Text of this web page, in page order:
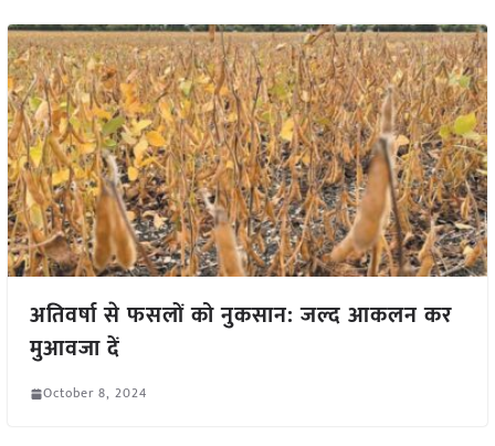
अतिवर्षा से फसलों को नुकसान: जल्द आकलन कर
मुआवजा दें
October 8, 2024